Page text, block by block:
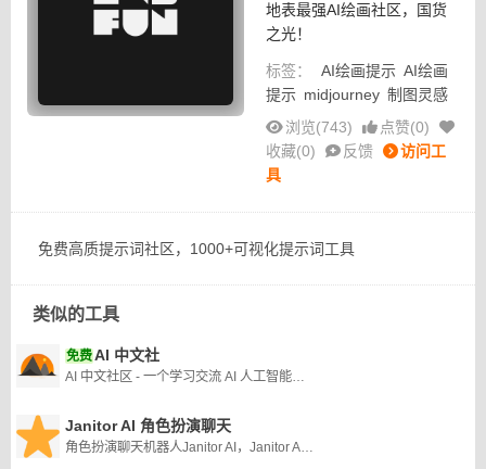
地表最强AI绘画社区，国货
之光！
标签： AI绘画提示 AI绘画
提示 midjourney 制图灵感
浏览(743)
点赞(0)
收藏(0) 反馈
访问工
具
免费高质提示词社区，1000+可视化提示词工具
类似的工具
免费AI 中文社
AI 中文社区 - 一个学习交流 AI 人工智能技术的中文社区
Janitor AI 角色扮演聊天
角色扮演聊天机器人Janitor AI，Janitor AI 被证明是各行业用户的多功能且不可或缺的平台。